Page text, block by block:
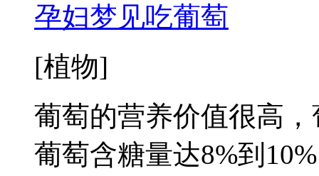
孕妇梦见吃葡萄
[植物]
葡萄的营养价值很高
葡萄含糖量达8%到